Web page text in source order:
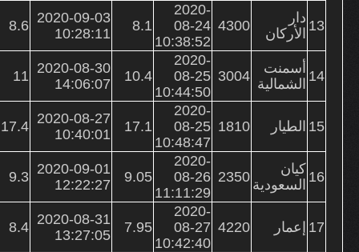
13 دار
الأركان
4300
2020-
08-24
10:38:52
8.1
2020-09-03
10:28:11
8.6
14 أسمنت
الشمالية 3004
2020-
08-25
10:44:50
10.4
2020-08-30
14:06:07
11
15 الطيار 1810
2020-
08-25
10:48:47
17.1
2020-08-27
10:40:01
17.4
16 كيان
السعودية 2350
2020-
08-26
11:11:29
9.05
2020-09-01
12:22:27
9.3
17 إعمار 4220
2020-
08-27
10:42:40
7.95
2020-08-31
13:27:05
8.4